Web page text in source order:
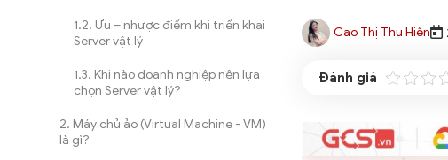
Ưu – nhược điểm khi triển khai
Server vật lý
Khi nào doanh nghiệp nên lựa
chọn Server vật lý?
Máy chủ ảo (Virtual Machine - VM)
là gì?
Cao Thị Thu Hiền